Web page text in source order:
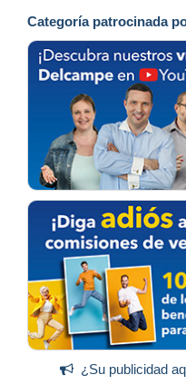
Categoría patrocinada
¿Su publicidad